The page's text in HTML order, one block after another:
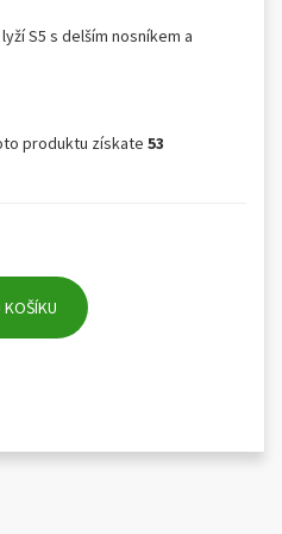
S5 s delším nosníkem a
produktu získate 53